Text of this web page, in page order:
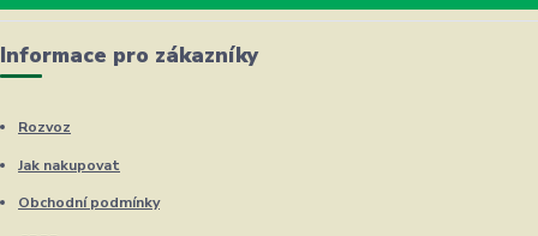
Informace pro zákazníky
Rozvoz
Jak nakupovat
Obchodní podmínky